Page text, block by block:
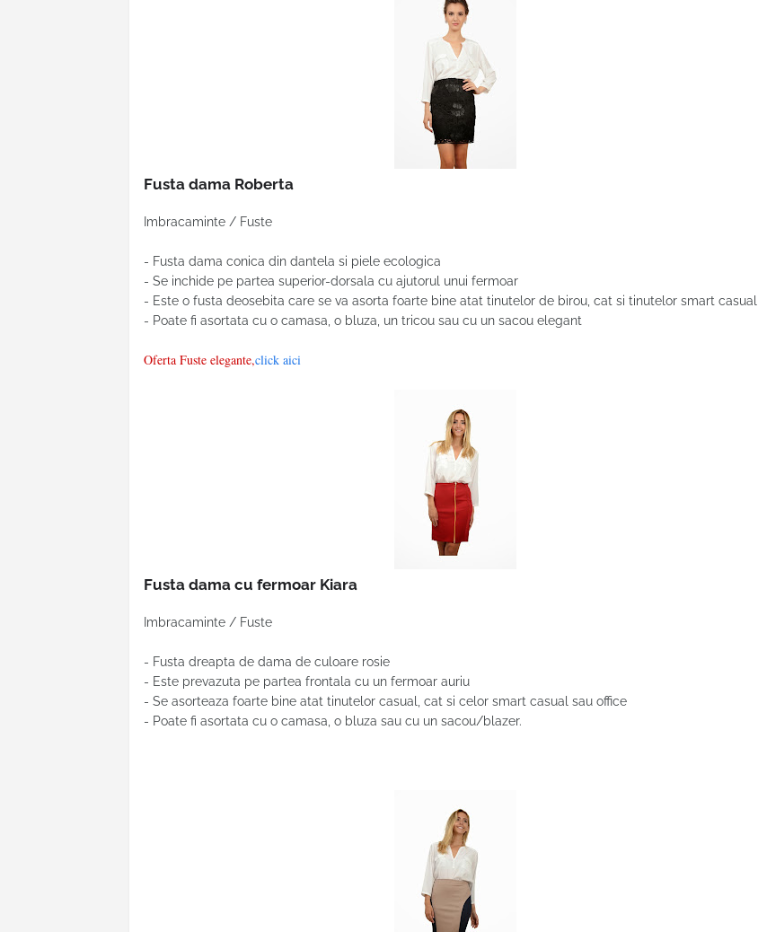
Fusta dama Roberta
Imbracaminte / Fuste
- Fusta dama conica din dantela si piele ecologica
- Se inchide pe partea superior-dorsala cu ajutorul unui fermoar
- Este o fusta deosebita care se va asorta foarte bine atat tinutelor de birou, cat si tinutelor smart casual
- Poate fi asortata cu o camasa, o bluza, un tricou sau cu un sacou elegant
Oferta Fuste elegante,click aici
Fusta dama cu fermoar Kiara
Imbracaminte / Fuste
- Fusta dreapta de dama de culoare rosie
- Este prevazuta pe partea frontala cu un fermoar auriu
- Se asorteaza foarte bine atat tinutelor casual, cat si celor smart casual sau office
- Poate fi asortata cu o camasa, o bluza sau cu un sacou/blazer.